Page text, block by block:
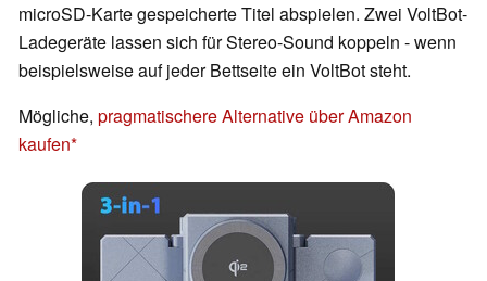
microSD-Karte gespeicherte Titel abspielen. Zwei VoltBot-
Ladegeräte lassen sich für Stereo-Sound koppeln - wenn
beispielsweise auf jeder Bettseite ein VoltBot steht.
Mögliche, pragmatischere Alternative über Amazon
kaufen